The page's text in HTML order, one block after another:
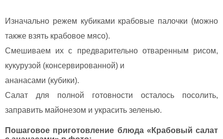
Изначально режем кубиками крабовые палочки (можно
также взять крабовое мясо).
Смешиваем их с предварительно отваренным рисом,
кукурузой (консервированной) и
ананасами (кубики).
Салат для полной готовности осталось посолить,
заправить майонезом и украсить зеленью.
Пошаговое приготовление блюда «Крабовый салат